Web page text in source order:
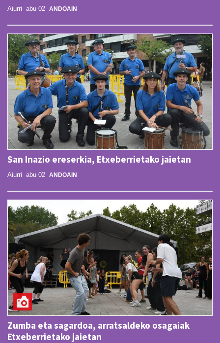
Aiurri abu 02 ANDOAIN
San Inazio ereserkia, Etxeberrietako jaietan
Aiurri abu 02 ANDOAIN
Zumba eta sagardoa, arratsaldeko osagaiak
Etxeberrietako jaietan